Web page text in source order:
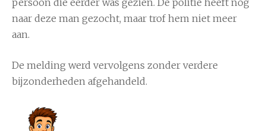
naar deze man gezocht, maar trof hem niet meer
aan.
De melding werd vervolgens zonder verdere
bijzonderheden afgehandeld.